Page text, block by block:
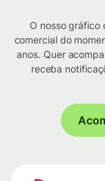
O nosso gráfico
comercial do
anos. Quer
receba